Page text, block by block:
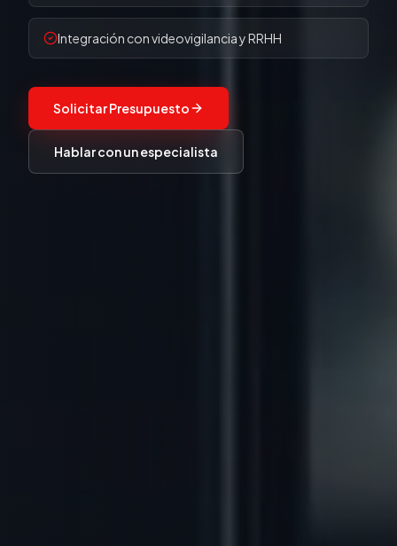
Integración con videovigilancia y RRHH
Solicitar Presupuesto
Hablar con un especialista